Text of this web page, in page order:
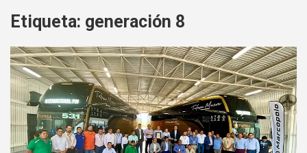
Etiqueta: generación 8